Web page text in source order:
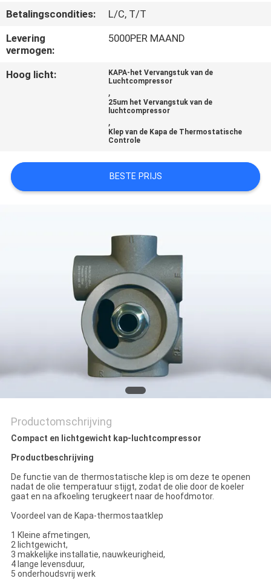
MET
ONS
PRIVACY
Betalingscondities:
L/C, T/T
Levering
vermogen:
5000PER MAAND
Hoog licht:
KAPA-het Vervangstuk van de
Luchtcompressor
,
25um het Vervangstuk van de
luchtcompressor
,
Klep van de Kapa de Thermostatische
Controle
BESTE PRIJS
Productomschrijving
Compact en lichtgewicht kap-luchtcompressor
Productbeschrijving
De functie van de thermostatische klep is om deze te openen
nadat de olie temperatuur stijgt, zodat de olie door de koeler
gaat en na afkoeling terugkeert naar de hoofdmotor.
Voordeel van de Kapa-thermostaatklep
1 Kleine afmetingen,
2 lichtgewicht,
3 makkelijke installatie, nauwkeurigheid,
4 lange levensduur,
5 onderhoudsvrij werk